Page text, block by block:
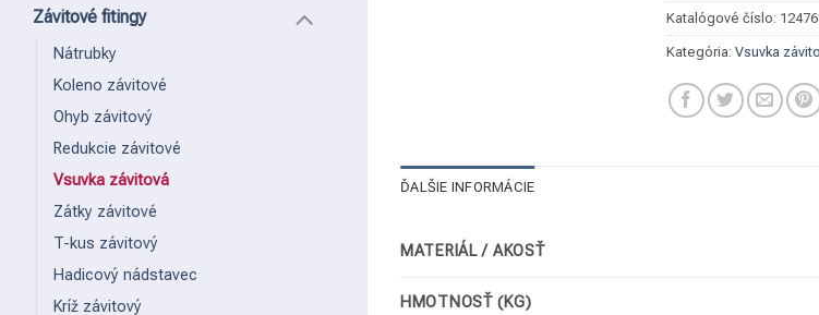
Závitové fitingy
Nátrubky
Koleno závitové
Ohyb závitový
Redukcie závitové
Vsuvka závitová
Zátky závitové
T-kus závitový
Hadicový nádstavec
Kríž závitový
Katalógové číslo:
Kategória:Vsuvka
ĎALŠIE INFORMÁCIE
MATERIÁL / AKOSŤ
HMOTNOSŤ (KG)